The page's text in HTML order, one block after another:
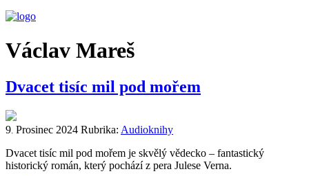
Václav Mareš
Dvacet tisíc mil pod mořem
9. Prosinec 2024 Rubrika: Audioknihy
Dvacet tisíc mil pod mořem je skvělý vědecko – fantastický
historický román, který pochází z pera Julese Verna.